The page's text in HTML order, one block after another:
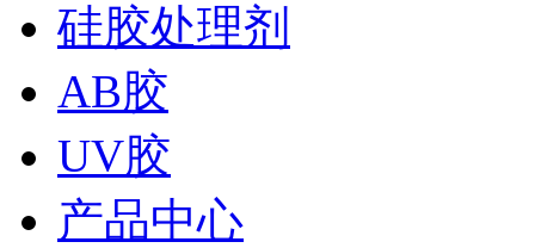
硅胶处理剂
AB胶
UV胶
产品中心